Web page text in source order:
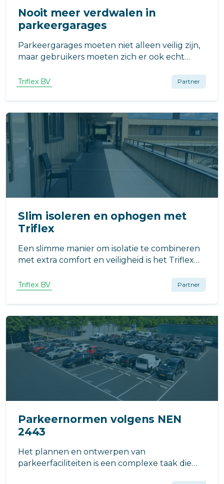
Nooit meer verdwalen in
parkeergarages
Parkeergarages moeten niet alleen veilig zijn,
maar gebruikers moeten zich er ook echt
Wayfinding-strategie wordt het de gebruiker
makkelijk gemaakt om op een veilige en
prettige manier de weg te vinden in een open
Triflex BV Partner
Slim isoleren en ophogen met
Triflex
Een slimme manier om isolatie te combineren
met extra comfort en veiligheid is het Triflex
voor het isoleren en/of ophogen van balkon-,
Triflex BV Partner
Parkeernormen volgens NEN
2443
Het plannen en ontwerpen van
parkeerfaciliteiten is een complexe taak die